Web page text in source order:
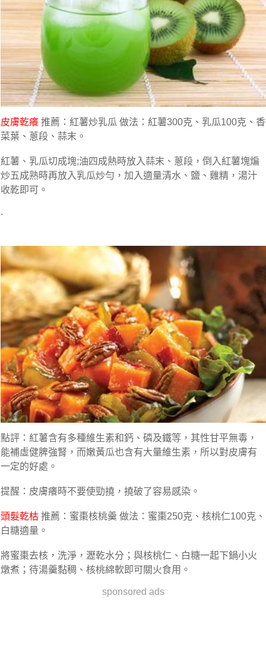
皮膚乾癢 推薦：紅薯炒乳瓜 做法：紅薯300克、乳瓜100克、香
菜葉、蔥段、蒜末。
紅薯、乳瓜切成塊;油四成熱時放入蒜末、蔥段，倒入紅薯塊煸
炒五成熟時再放入乳瓜炒勻，加入適量清水、鹽、雞精，湯汁
收乾即可。
.
點評：紅薯含有多種維生素和鈣、磷及鐵等，其性甘平無毒，
能補虛健脾強腎，而嫩黃瓜也含有大量維生素，所以對皮膚有
一定的好處。
提醒：皮膚癢時不要使勁撓，撓破了容易感染。
頭髮乾枯 推薦：蜜棗核桃羹 做法：蜜棗250克、核桃仁100克、
白糖適量。
將蜜棗去核，洗淨，瀝乾水分；與核桃仁、白糖一起下鍋小火
燉煮；待湯羹黏稠、核桃綿軟即可關火食用。
sponsored ads